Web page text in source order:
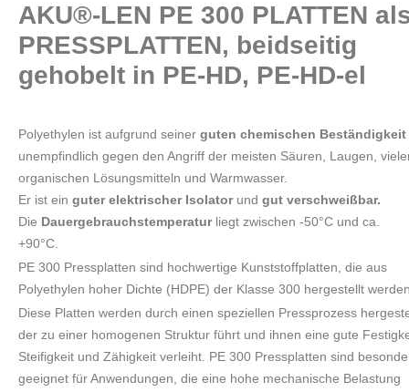
AKU®-LEN PE 300 PLATTEN
PRESSPLATTEN, beidseitig
gehobelt in PE-HD, PE-HD-el
Polyethylen ist aufgrund seiner guten chemischen Beständigkeit
unempfindlich gegen den Angriff der meisten Säuren, Laugen,
organischen Lösungsmitteln und Warmwasser.
Er ist ein guter elektrischer Isolator und gut verschweißbar.
Die Dauergebrauchstemperatur liegt zwischen -50°C und ca.
+90°C.
PE 300 Pressplatten sind hochwertige Kunststoffplatten, die aus
Polyethylen hoher Dichte (HDPE) der Klasse 300 hergestellt
Diese Platten werden durch einen speziellen Pressprozess
der zu einer homogenen Struktur führt und ihnen eine gute
Steifigkeit und Zähigkeit verleiht. PE 300 Pressplatten sind
geeignet für Anwendungen, die eine hohe mechanische Belastung